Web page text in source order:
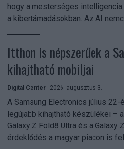
hogy a mesterséges
a kibertámadásokban. Az AI
Itthon is népszerűek a
kihajtható mobiljai
Digital Center 2026. augusztus 3.
A Samsung Electronics július 22-
legújabb kihajtható készülékei –
Galaxy Z Fold8 Ultra és a Galaxy
érdeklődés a magyar piacon is